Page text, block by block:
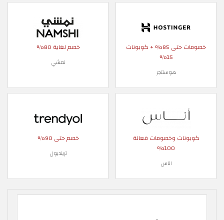
خصومات حتى 85% + كوبونات
15%
هوستنجر
خصم لغاية 80%
نمشي
كوبونات وخصومات فعالة
100%
اناس
خصم حتى 90%
ترينديول